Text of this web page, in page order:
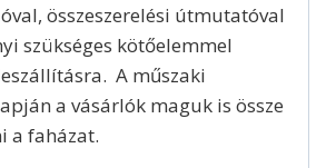
összeszerelési útmutatóval
szükséges kötőelemmel
A műszaki
a vásárlók maguk is össze
a faházat.